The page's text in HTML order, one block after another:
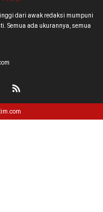
dari awak redaksi mumpuni
Semua ada ukurannya, semua